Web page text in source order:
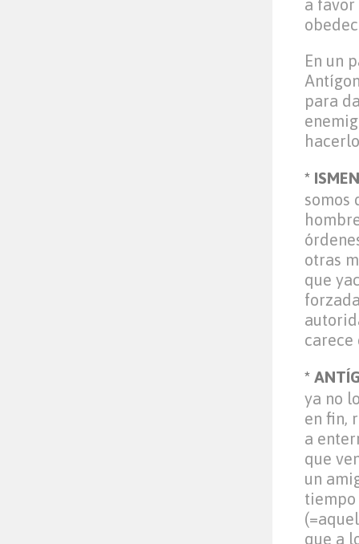
a
En un
para
*
somos
otras
que
carece
*
ya no
en fin,
a
que
un
tiempo
que a